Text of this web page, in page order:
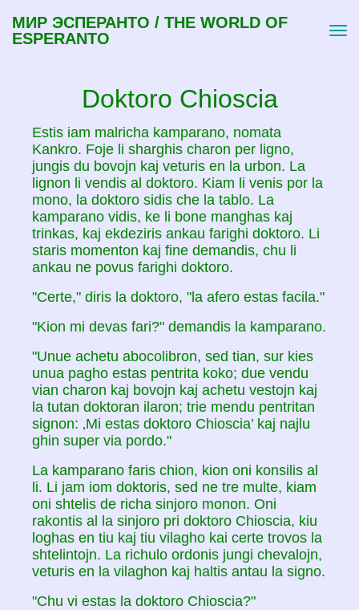
МИР ЭСПЕРАНТО / THE WORLD OF
ESPERANTO
Doktoro Chioscia
Estis iam malricha kamparano, nomata
Kankro. Foje li sharghis charon per ligno,
jungis du bovojn kaj veturis en la urbon. La
lignon li vendis al doktoro. Kiam li venis por la
mono, la doktoro sidis che la tablo. La
kamparano vidis, ke li bone manghas kaj
trinkas, kaj ekdeziris ankau farighi doktoro. Li
staris momenton kaj fine demandis, chu li
ankau ne povus farighi doktoro.
"Certe," diris la doktoro, "la afero estas facila."
"Kion mi devas fari?" demandis la kamparano.
"Unue achetu abocolibron, sed tian, sur kies
unua pagho estas pentrita koko; due vendu
vian charon kaj bovojn kaj achetu vestojn kaj
la tutan doktoran ilaron; trie mendu pentritan
signon: ‚Mi estas doktoro Chioscia’ kaj najlu
ghin super via pordo."
La kamparano faris chion, kion oni konsilis al
li. Li jam iom doktoris, sed ne tre multe, kiam
oni shtelis de richa sinjoro monon. Oni
rakontis al la sinjoro pri doktoro Chioscia, kiu
loghas en tiu kaj tiu vilagho kai certe trovos la
shtelintojn. La richulo ordonis jungi chevalojn,
veturis en la vilaghon kaj haltis antau la signo.
"Chu vi estas la doktoro Chioscia?"